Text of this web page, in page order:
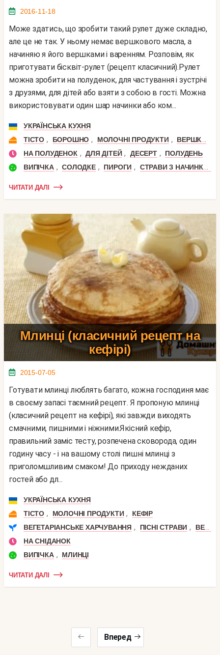
2016-11-18
Може здатись, що зробити такий рулет дуже складно,
але це не так. У ньому немає вершкового масла, а
начиняю я його вершками і варенням. Розповім, як
приготувати бісквіт-рулет (рецепт класичний).Рулет
можна зробити на полуденок, для частування і зустрічі
з друзями, для дітей або взяти з собою в гості. Можна
використовувати один шар начинки або ком...
УКРАЇНСЬКА КУХНЯ
ТІСТО , БОРОШНО , МОЛОЧНІ ПРОДУКТИ , ВЕРШКИ
НА ПОЛУДЕНОК , ДЛЯ ДІТЕЙ , ДЕСЕРТ ,
ПОЛУДЕНЬ
ВИПІЧКА , СОЛОДКЕ , ПИРОГИ , СТРАВИ З НАЧИНКОЮ
ЧИТАТИ ДАЛІ
Млинці (класичний рецепт на
кефірі)
2015-07-05
Готувати млинці люблять багато, кожна господиня має
в своєму запасі таємний рецепт. Я пропоную млинці
(класичний рецепт на кефірі), які завжди виходять
смачними, пишними і ніжними.Якісний кефір,
правильний заміс тесту, розпечена сковорода, один
годину часу - і на вашому столі пишні млинці з
приголомшливим смаком! До приходу нежданих
гостей або дл...
УКРАЇНСЬКА КУХНЯ
ТІСТО , МОЛОЧНІ ПРОДУКТИ ,
КЕФІР
ВЕГЕТАРІАНСЬКЕ ХАРЧУВАННЯ , ПІСНІ СТРАВИ ,
ВЕГАНСЬКІ СТРАВИ
НА СНІДАНОК
ВИПІЧКА , МЛИНЦІ
ЧИТАТИ ДАЛІ
Вперед